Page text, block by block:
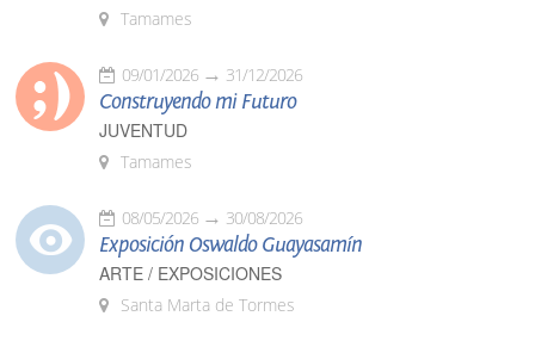
Tamames
09/01/2026 31/12/2026
Construyendo mi Futuro
JUVENTUD
Tamames
08/05/2026 30/08/2026
Exposición Oswaldo Guayasamín
ARTE / EXPOSICIONES
Santa Marta de Tormes